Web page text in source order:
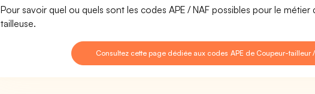
Pour savoir quel ou quels sont les codes APE / NAF possibles pour le
tailleuse.
Consultez cette page dédiée aux codes APE de Coupeur-tailleur